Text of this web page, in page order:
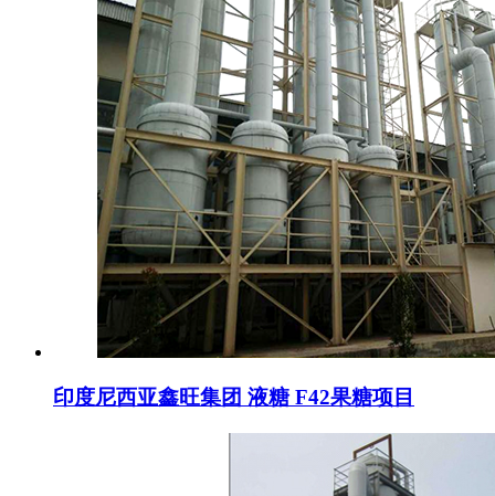
印度尼西亚鑫旺集团 液糖 F42果糖项目